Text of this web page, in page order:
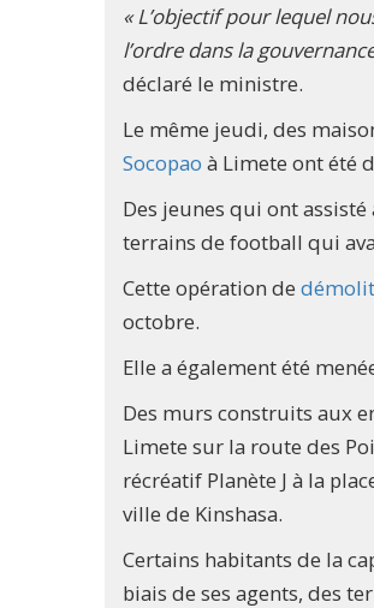
« L’objectif pour lequel
l’ordre dans la
déclaré le ministre.
Le même jeudi, des
Socopao à Limete ont été
Des jeunes qui ont
terrains de football qui
Cette opération de
octobre.
Elle a également été
Des murs construits aux
Limete sur la route des
récréatif Planète J à la
ville de Kinshasa.
Certains habitants de la
biais de ses agents, des